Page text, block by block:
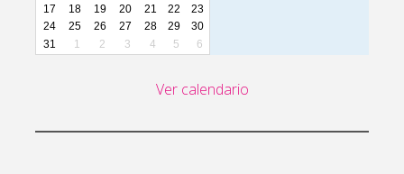
17
18 19 20 21 22
23
24
25 26 27 28 29
30
31
1 2 3 4 5 6
Ver calendario